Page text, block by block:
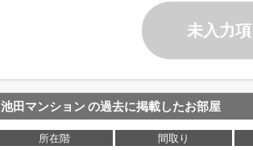
未入力
池田マンションの過去に掲載したお部屋
所在階 間取り